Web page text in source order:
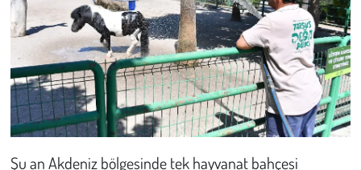
Şu an Akdeniz bölgesinde tek hayvanat bahçesi